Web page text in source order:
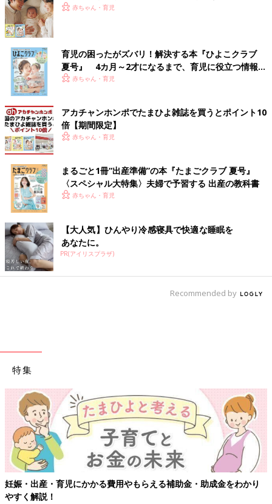
赤ちゃん・育児
育児の困ったがズバリ！解決する本『ひよこクラブ
夏号』 4カ月～2才になるまで、育児に役立つ情報が
いっぱい！
赤ちゃん・育児
アカチャンホンポでたまひよ雑誌を買うとポイント10
倍【期間限定】
赤ちゃん・育児
まるごと1冊“出産準備”の本『たまごクラブ 夏号』
〈スペシャル大特集〉夫婦で予習する 出産の教科書
赤ちゃん・育児
【大人気】ひんやり冷感寝具で快適な睡眠を
あなたに。
PR(アイリスプラザ)
Recommended by
特集
・出産・育児にかかる費用やもらえる補助金・助成金をわかり
く解説！